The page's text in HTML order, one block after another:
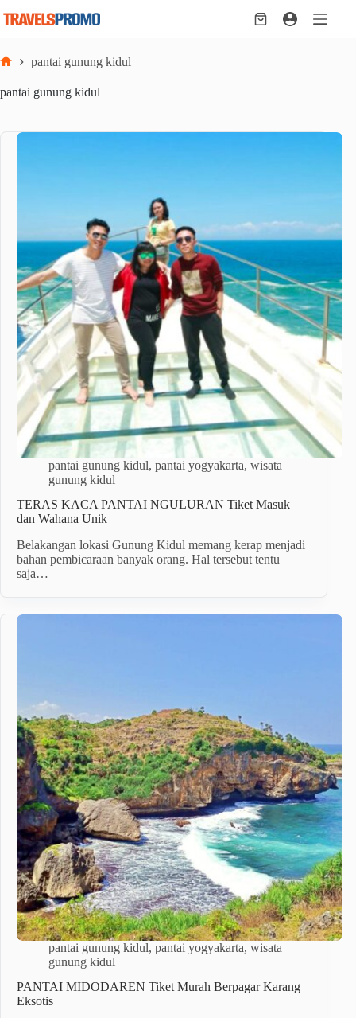
Shopping
pantai gunung kidul
pantai gunung kidul
pantai gunung kidul, pantai yogyakarta, wisata
gunung kidul
TERAS KACA PANTAI NGULURAN Tiket Masuk
dan Wahana Unik
Belakangan lokasi Gunung Kidul memang kerap menjadi
bahan pembicaraan banyak orang. Hal tersebut tentu
saja…
pantai gunung kidul, pantai yogyakarta, wisata
gunung kidul
PANTAI MIDODAREN Tiket Murah Berpagar Karang
Eksotis